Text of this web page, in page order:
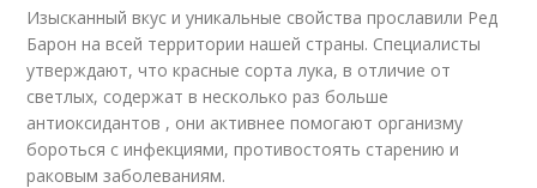
Изысканный вкус и уникальные свойства прославили Ред
Барон на всей территории нашей страны. Специалисты
утверждают, что красные сорта лука, в отличие от
светлых, содержат в несколько раз больше
антиоксидантов , они активнее помогают организму
бороться с инфекциями, противостоять старению и
раковым заболеваниям.